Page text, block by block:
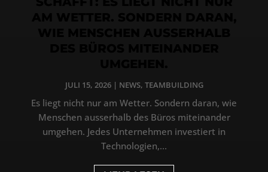
JULI 15, 2026| NEWS, TEAMBUILDING
Es liegt nicht nur am Wetter. Sondern daran, wie
Menschen ausserhalb des Büros miteinander
umgehen. Jedes Unternehmen investiert in
Technologien,...